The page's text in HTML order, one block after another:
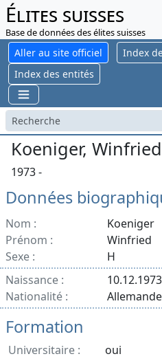
Élites suisses
Base de données des élites suisses
Aller au site officiel
Index
Index des entités
Koeniger, Winfried
1973 -
Données
Nom :
Koeniger
Prénom :
Winfried
Sexe :
H
Naissance :
10.12.1973
Nationalité :
Allemande
Formation
Universitaire :
oui